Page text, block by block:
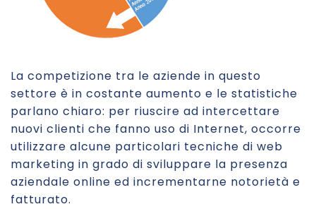
La competizione tra le aziende in questo
settore è in costante aumento e le statistiche
parlano chiaro: per riuscire ad intercettare
nuovi clienti che fanno uso di Internet, occorre
utilizzare alcune particolari tecniche di web
marketing in grado di sviluppare la presenza
aziendale online ed incrementarne notorietà e
fatturato.